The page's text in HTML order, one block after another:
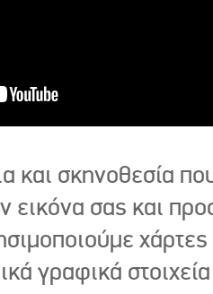
και σκηνοθεσία
εικόνα σας και
χάρτες
γραφικά στοιχεία